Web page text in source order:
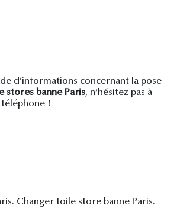
d’informations concernant la pose
stores banne Paris, n’hésitez pas à
!
Changer toile store banne Paris.